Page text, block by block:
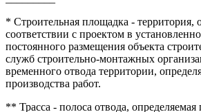
* Строительная площадка - территория,
соответствии с проектом в
постоянного размещения объекта
служб строительно-монтажных
временного отвода территории,
производства работ.
** Трасса - полоса отвода,